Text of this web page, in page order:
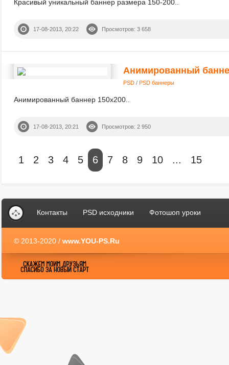
Красивый уникальный баннер размера 150-200..
17-08-2013, 20:22 Просмотров: 3 658
Анимированный
PSD / PSD баннеры
Анимированный баннер 150x200..
17-08-2013, 20:21 Просмотров: 2 950
1 2 3 4 5 6 7 8 9 10 ... 15
Контакты PSD исходники Фотошоп уроки
© 2013-2020 / www.YOU-PS.Ru
YOU-PS.Ru